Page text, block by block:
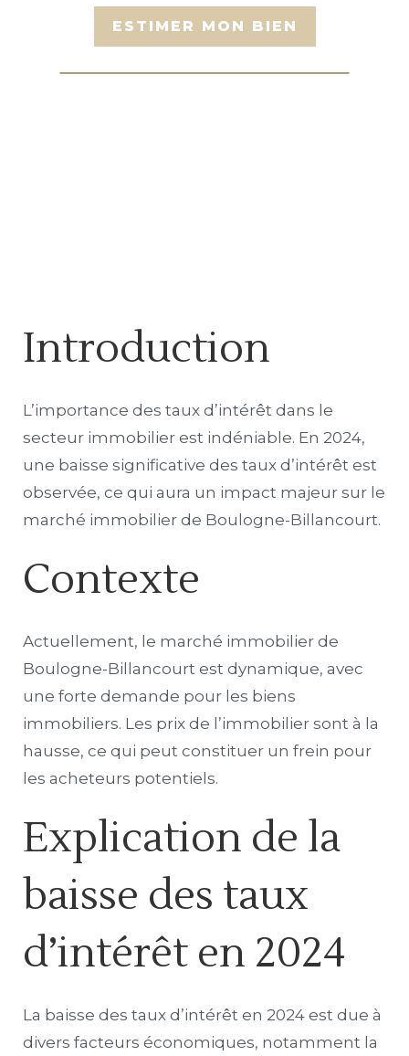
Introduction
L’importance des taux d’intérêt dans le
secteur immobilier est indéniable. En 2024,
une baisse significative des taux d’intérêt est
observée, ce qui aura un impact majeur sur le
marché immobilier de Boulogne-Billancourt.
Contexte
Actuellement, le marché immobilier de
Boulogne-Billancourt est dynamique, avec
une forte demande pour les biens
immobiliers. Les prix de l’immobilier sont à la
hausse, ce qui peut constituer un frein pour
les acheteurs potentiels.
Explication de la
baisse des taux
d’intérêt en 2024
La baisse des taux d’intérêt en 2024 est due à
divers facteurs économiques, notamment la